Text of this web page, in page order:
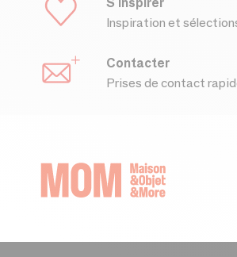
Inspiration et
Contacter
Prises de contact